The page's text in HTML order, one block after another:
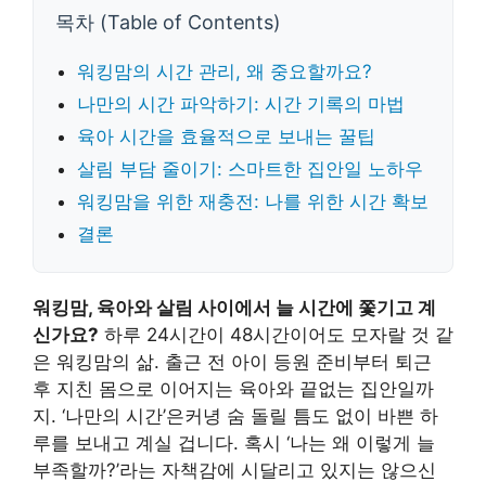
목차 (Table of Contents)
워킹맘의 시간 관리, 왜 중요할까요?
나만의 시간 파악하기: 시간 기록의 마법
육아 시간을 효율적으로 보내는 꿀팁
살림 부담 줄이기: 스마트한 집안일 노하우
워킹맘을 위한 재충전: 나를 위한 시간 확보
결론
워킹맘, 육아와 살림 사이에서 늘 시간에 쫓기고 계
신가요? 하루 24시간이 48시간이어도 모자랄 것 같
은 워킹맘의 삶. 출근 전 아이 등원 준비부터 퇴근
후 지친 몸으로 이어지는 육아와 끝없는 집안일까
지. ‘나만의 시간’은커녕 숨 돌릴 틈도 없이 바쁜 하
루를 보내고 계실 겁니다. 혹시 ‘나는 왜 이렇게 늘
부족할까?’라는 자책감에 시달리고 있지는 않으신